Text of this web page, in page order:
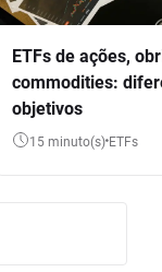
ETFs de ações,
commodities:
objetivos
15 minuto(s) ETFs